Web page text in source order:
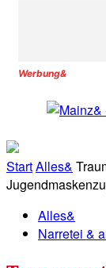
Werbung&
StartAlles&
Alles&
Narretei &